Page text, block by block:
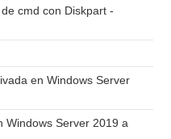
cmd con Diskpart -
en Windows Server
Windows Server 2019 a